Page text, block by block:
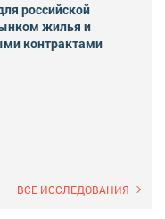
российской
жилья и
контрактами
ВСЕ ИССЛЕДОВАНИЯ